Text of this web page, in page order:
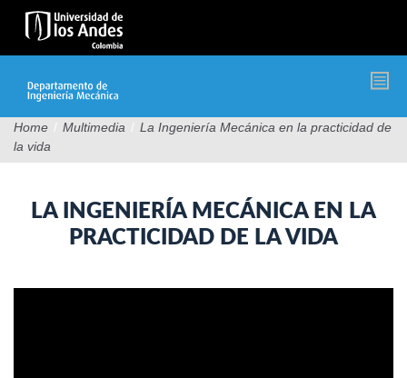
Pasar
contenido
Home / Multimedia / La Ingeniería Mecánica en la practicidad de
la vida
LA INGENIERÍA MECÁNICA EN LA
PRACTICIDAD DE LA VIDA